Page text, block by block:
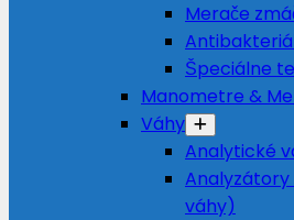
Merače
Špeciálne
Manometre &
Váhy
Analytické
Analyzátory
váhy)